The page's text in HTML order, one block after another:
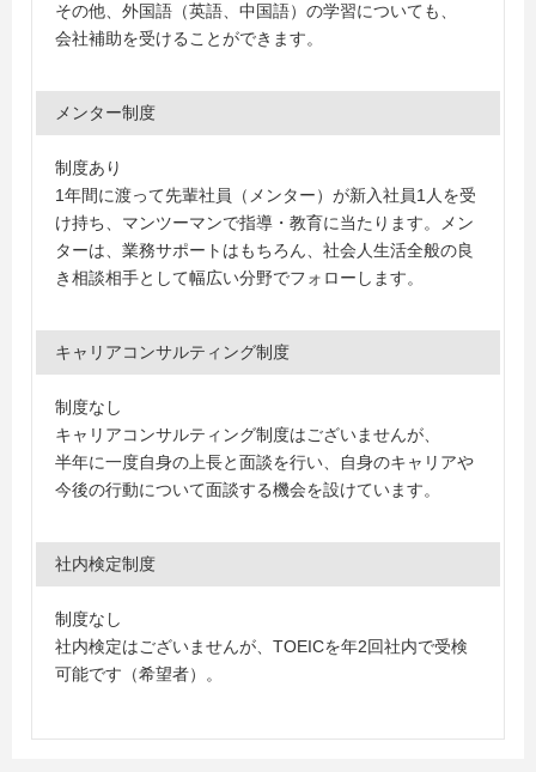
その他、外国語（英語、中国語）の学習についても、
会社補助を受けることができます。
メンター制度
制度あり
1年間に渡って先輩社員（メンター）が新入社員1人を受
け持ち、マンツーマンで指導・教育に当たります。メン
ターは、業務サポートはもちろん、社会人生活全般の良
き相談相手として幅広い分野でフォローします。
キャリアコンサルティング制度
制度なし
キャリアコンサルティング制度はございませんが、
半年に一度自身の上長と面談を行い、自身のキャリアや
今後の行動について面談する機会を設けています。
社内検定制度
制度なし
社内検定はございませんが、TOEICを年2回社内で受検
可能です（希望者）。